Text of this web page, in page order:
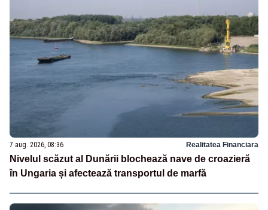
7 aug. 2026, 08:36 Realitatea Financiara
Nivelul scăzut al Dunării blochează nave de croazieră
în Ungaria și afectează transportul de marfă